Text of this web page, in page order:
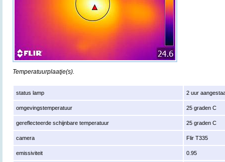
Temperatuurplaatje(s).
status lamp 2 uur
omgevingstemperatuur 25 graden C
gereflecteerde schijnbare temperatuur 25 graden C
camera Flir T335
emissiviteit 0.95